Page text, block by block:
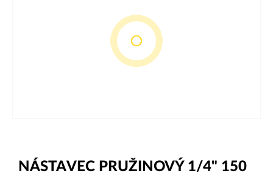
NÁSTAVEC PRUŽINOVÝ 1/4" 150